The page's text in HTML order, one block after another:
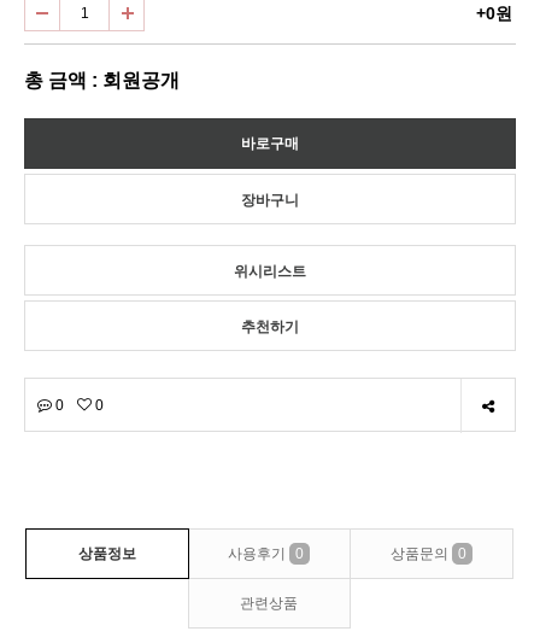
+0원
총 금액 : 회원공개
위시리스트
추천하기
0 0
상품정보 사용후기 0 상품문의 0
관련상품